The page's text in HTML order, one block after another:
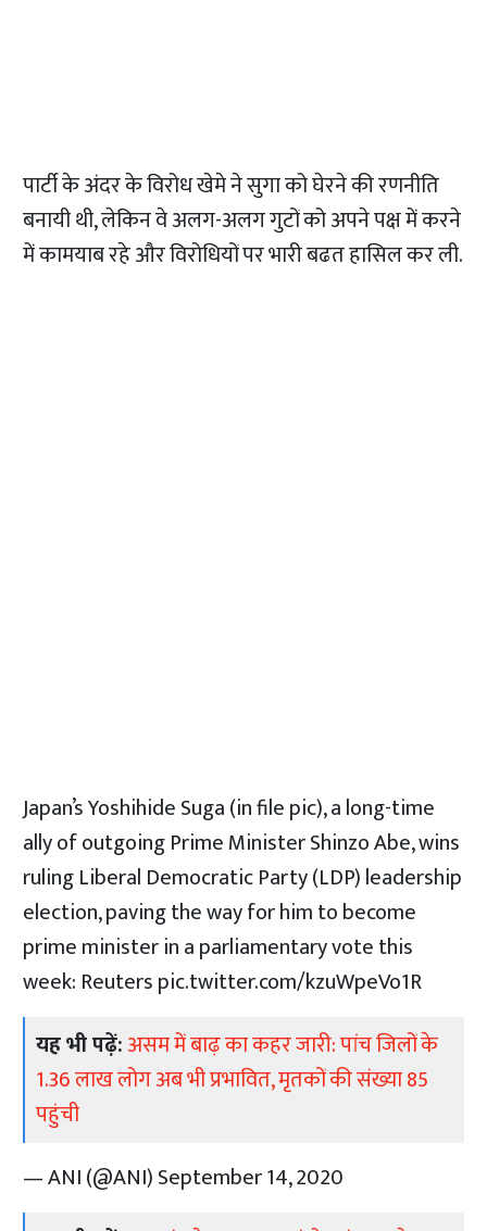
पार्टी के अंदर के विरोध खेमे ने सुगा को घेरने की रणनीति
बनायी थी, लेकिन वे अलग-अलग गुटों को अपने पक्ष में करने
में कामयाब रहे और विरोधियों पर भारी बढत हासिल कर ली.
Japan’s Yoshihide Suga (in file pic), a long-time
ally of outgoing Prime Minister Shinzo Abe, wins
ruling Liberal Democratic Party (LDP) leadership
election, paving the way for him to become
prime minister in a parliamentary vote this
week: Reuterspic.twitter.com/kzuWpeVo1R
यह भी पढ़ें:असम में बाढ़ का कहर जारी: पांच जिलों के
1.36 लाख लोग अब भी प्रभावित, मृतकों की संख्या 85
पहुंची
— ANI (@ANI)September 14, 2020